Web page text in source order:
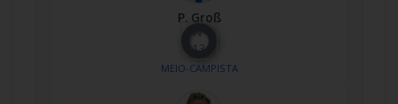
P. Groß
Nº
13
MEIO-CAMPISTA